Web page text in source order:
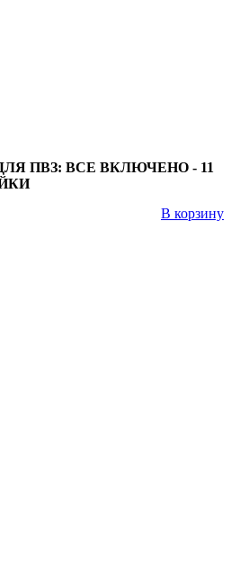
ПВЗ: ВСЕ ВКЛЮЧЕНО - 11
В корзину